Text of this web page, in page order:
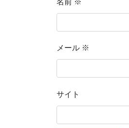
名前 ※
メール ※
サイト